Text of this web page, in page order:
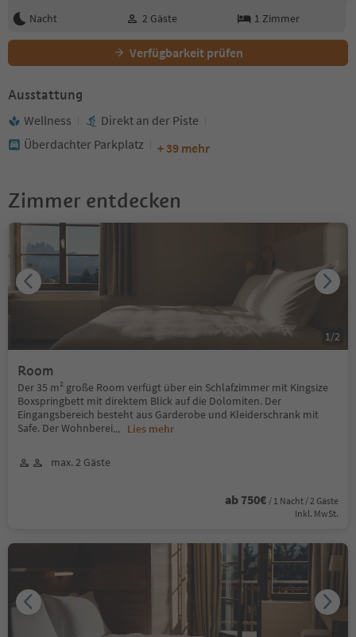
Nacht
2 Gäste 1 Zimmer
Verfügbarkeit prüfen
Ausstattung
Wellness
Direkt an der Piste
Überdachter Parkplatz
+ 39 mehr
Zimmer entdecken
Room
Der 35 m² große Room verfügt über ein Schlafzimmer mit Kingsize
Boxspringbett mit direktem Blick auf die Dolomiten. Der
Eingangsbereich besteht aus Garderobe und Kleiderschrank mit
Safe. Der Wohnberei... Lies mehr
max. 2 Gäste
ab 750€ / 1 Nacht / 2 Gäste
Inkl. MwSt.
1/2